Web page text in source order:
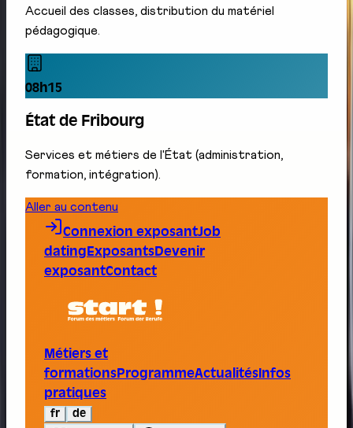
Accueil des classes, distribution du matériel
pédagogique.
08h15
État de Fribourg
Services et métiers de l'État (administration,
formation, intégration).
Aller au contenu
Connexion exposantJob
dating ExposantsDevenir
exposantContact
Métiers et
formationsProgrammeActualités Infos
pratiques
fr de